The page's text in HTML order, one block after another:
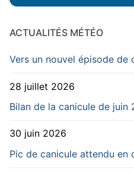
ACTUALITÉS MÉTÉO
Vers un nouvel épisode de
28 juillet 2026
Bilan de la canicule de juin
30 juin 2026
Pic de canicule attendu en